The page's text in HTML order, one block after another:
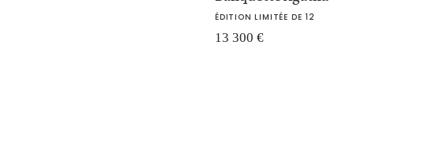
ÉDITION LIMITÉE DE 12
13 300 €